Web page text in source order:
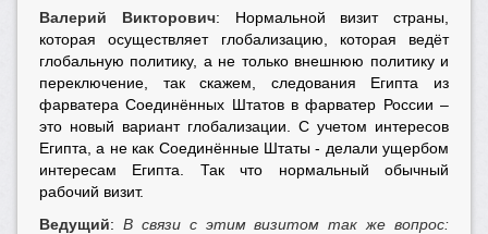
Валерий Викторович: Нормальной визит страны,
которая осуществляет глобализацию, которая ведёт
глобальную политику, а не только внешнюю политику и
переключение, так скажем, следования Египта из
фарватера Соединённых Штатов в фарватер России –
это новый вариант глобализации. С учетом интересов
Египта, а не как Соединённые Штаты - делали ущербом
интересам Египта. Так что нормальный обычный
рабочий визит.
Ведущий: В связи с этим визитом так же вопрос: